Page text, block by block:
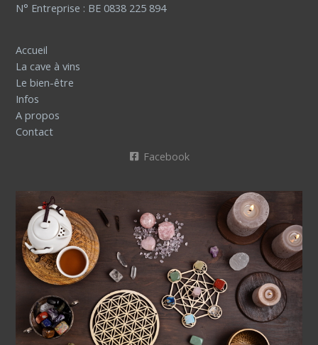
N° Entreprise : BE 0838 225 894
Accueil
La cave à vins
Le bien-être
Infos
A propos
Contact
Facebook